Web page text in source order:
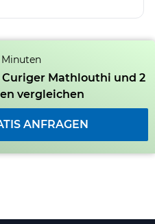
Mathlouthi und 2
vergleichen
ANFRAGEN